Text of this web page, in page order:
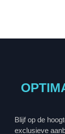
Blijf op de
exclusieve